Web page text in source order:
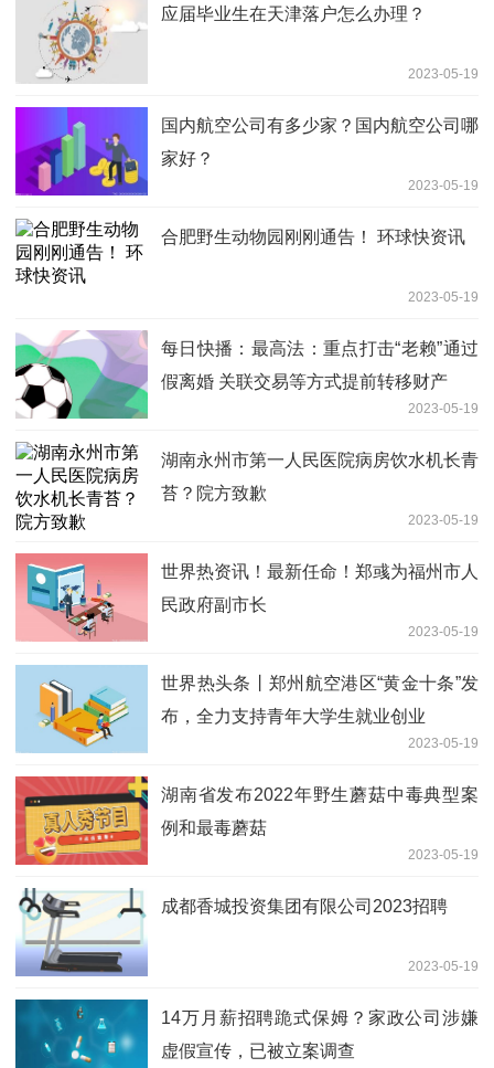
应届毕业生在天津落户怎么办理？
2023-05-19
国内航空公司有多少家？国内航空公司哪
家好？
2023-05-19
​合肥野生动物园刚刚通告！ 环球快资讯
2023-05-19
每日快播：最高法：重点打击“老赖”通过
假离婚 关联交易等方式提前转移财产
2023-05-19
湖南永州市第一人民医院病房饮水机长青
苔？院方致歉
2023-05-19
世界热资讯！最新任命！郑彧为福州市人
民政府副市长
2023-05-19
世界热头条丨郑州航空港区“黄金十条”发
布，全力支持青年大学生就业创业
2023-05-19
湖南省发布2022年野生蘑菇中毒典型案
例和最毒蘑菇
2023-05-19
成都香城投资集团有限公司2023招聘
2023-05-19
14万月薪招聘跪式保姆？家政公司涉嫌
虚假宣传，已被立案调查